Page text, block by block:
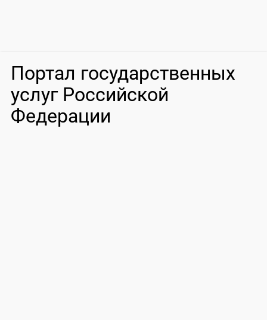
Портал государственных
услуг Российской
Федерации